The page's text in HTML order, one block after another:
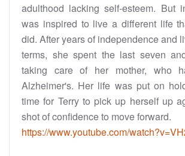
adulthood lacking self-esteem. But
was inspired to live a different life
did. After years of independence and
terms, she spent the last seven
taking care of her mother, who
Alzheimer's. Her life was put on
time for Terry to pick up herself up
shot of confidence to move forward.
https://www.youtube.com/